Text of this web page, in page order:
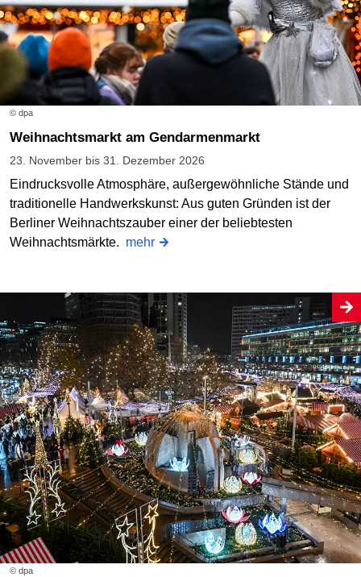
© dpa
Weihnachtsmarkt am Gendarmenmarkt
23. November bis 31. Dezember 2026
Eindrucksvolle Atmosphäre, außergewöhnliche Stände und
traditionelle Handwerkskunst: Aus guten Gründen ist der
Berliner Weihnachtszauber einer der beliebtesten
Weihnachtsmärkte. mehr
© dpa